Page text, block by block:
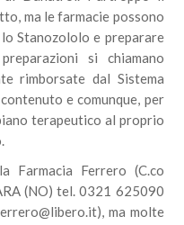
ma le farmacie possono
Stanozololo e preparare
si chiamano
rimborsate dal Sistema
e comunque, per
terapeutico al proprio
Ferrero (C.co
(NO) tel. 0321 625090
ma molte